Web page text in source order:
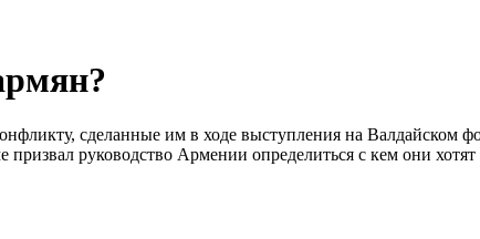
сделанные им в ходе выступления на Валдайском
руководство Армении определиться с кем они